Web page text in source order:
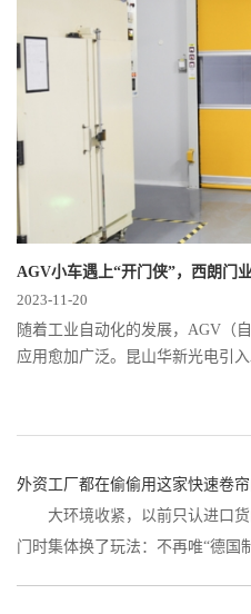
AGV小车遇上“开门侠”，西朗门
2023-11-20
随着工业自动化的发展，AGV（
应用愈加广泛。昆山华新光电引
间通行效率和环境隔离的需求。
外资工厂都在偷偷用这家快速卷
大环境收紧，以前只认进口货
门时集体换了玩法：不再唯“德国